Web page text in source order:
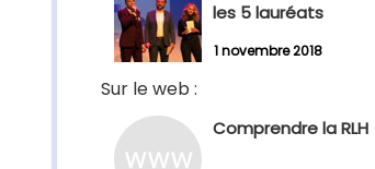
les 5 lauréats
1 novembre 2018
Sur le web :
Comprendre la RLH